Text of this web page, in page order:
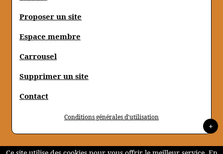
Proposer un site
Espace membre
Carrousel
Supprimer un site
Contact
Conditions générales d'utilisation
+